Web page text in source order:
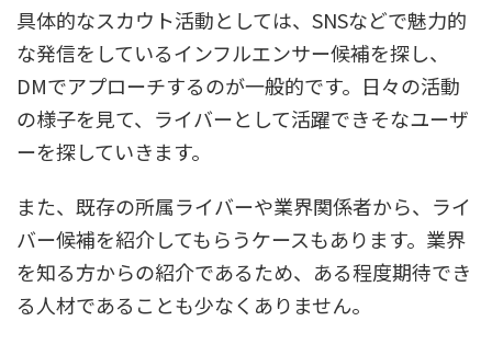
具体的なスカウト活動としては、SNSなどで魅力的
な発信をしているインフルエンサー候補を探し、
DMでアプローチするのが一般的です。日々の活動
の様子を見て、ライバーとして活躍できそなユーザ
ーを探していきます。
また、既存の所属ライバーや業界関係者から、ライ
バー候補を紹介してもらうケースもあります。業界
を知る方からの紹介であるため、ある程度期待でき
る人材であることも少なくありません。